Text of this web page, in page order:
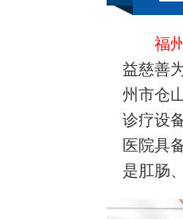
福
益慈善
州市仓
诊疗设
医院具
是肛肠